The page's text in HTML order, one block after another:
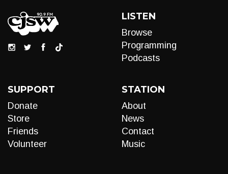
LISTEN
Browse
Programming
Podcasts
SUPPORT
Donate
Store
Friends
Volunteer
STATION
About
News
Contact
Music